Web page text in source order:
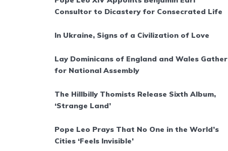
Consultor to Dicastery for Consecrated Life
In Ukraine, Signs of a Civilization of Love
Lay Dominicans of England and Wales Gather
for National Assembly
The Hillbilly Thomists Release Sixth Album,
‘Strange Land’
Pope Leo Prays That No One in the World’s
Cities ‘Feels Invisible’